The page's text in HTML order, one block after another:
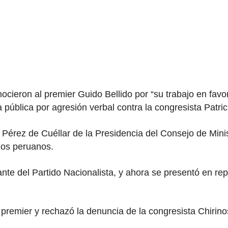
al premier Guido Bellido por “su trabajo en
por agresión verbal contra la congresista
de Cuéllar de la Presidencia del Consejo de
peruanos.
del Partido Nacionalista, y ahora se presentó en
y rechazó la denuncia de la congresista